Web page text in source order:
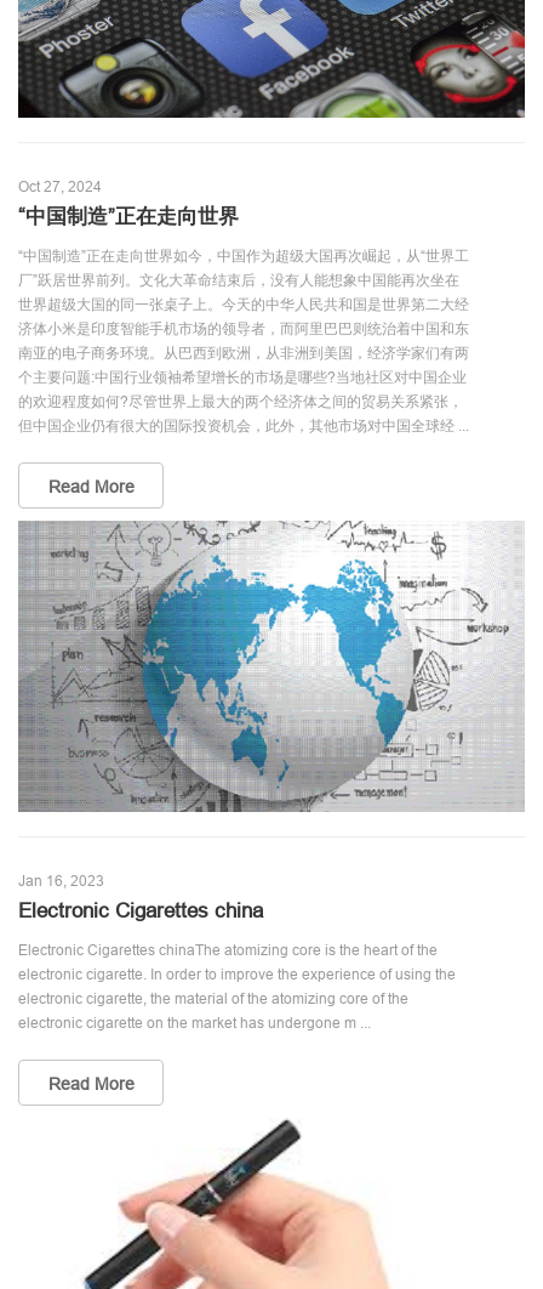
Oct 27, 2024
“中国制造”正在走向世界
“中国制造”正在走向世界如今，中国作为超级大国再次崛起，从“世界工
厂”跃居世界前列。文化大革命结束后，没有人能想象中国能再次坐在
世界超级大国的同一张桌子上。今天的中华人民共和国是世界第二大经
济体小米是印度智能手机市场的领导者，而阿里巴巴则统治着中国和东
南亚的电子商务环境。从巴西到欧洲，从非洲到美国，经济学家们有两
个主要问题:中国行业领袖希望增长的市场是哪些?当地社区对中国企业
的欢迎程度如何?尽管世界上最大的两个经济体之间的贸易关系紧张，
但中国企业仍有很大的国际投资机会，此外，其他市场对中国全球经 ...
Read More
Jan 16, 2023
Electronic Cigarettes china
Electronic Cigarettes chinaThe atomizing core is the heart of the
electronic cigarette. In order to improve the experience of using the
electronic cigarette, the material of the atomizing core of the
electronic cigarette on the market has undergone m ...
Read More